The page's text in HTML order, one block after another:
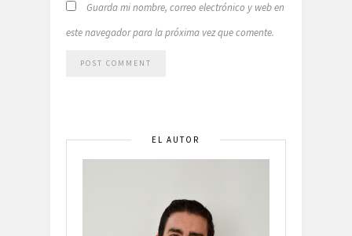
Guarda mi nombre, correo electrónico y web en
este navegador para la próxima vez que comente.
EL AUTOR